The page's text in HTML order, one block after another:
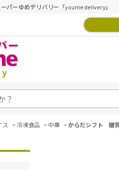
パーゆめデリバリー「youme delivery」
ス - 冷凍食品 - 中華 - からだシフト 糖